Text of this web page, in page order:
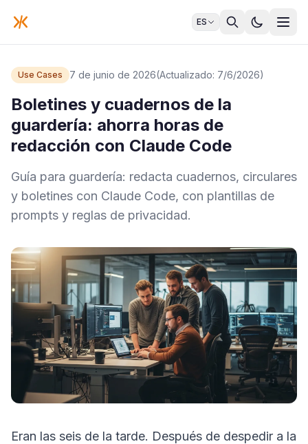
ES
Use Cases 7 de junio de 2026(Actualizado: 7/6/2026)
Boletines y cuadernos de la
guardería: ahorra horas de
redacción con Claude Code
Guía para guardería: redacta cuadernos, circulares
y boletines con Claude Code, con plantillas de
prompts y reglas de privacidad.
Eran las seis de la tarde. Después de despedir a la